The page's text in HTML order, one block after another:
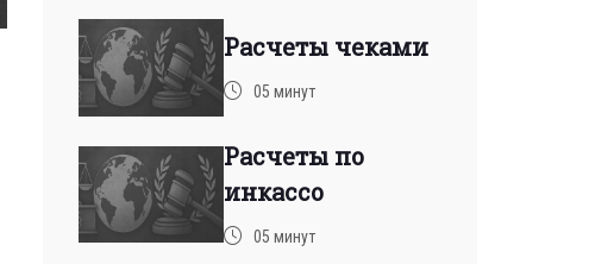
Расчеты чеками
05 минут
Расчеты по
инкассо
05 минут